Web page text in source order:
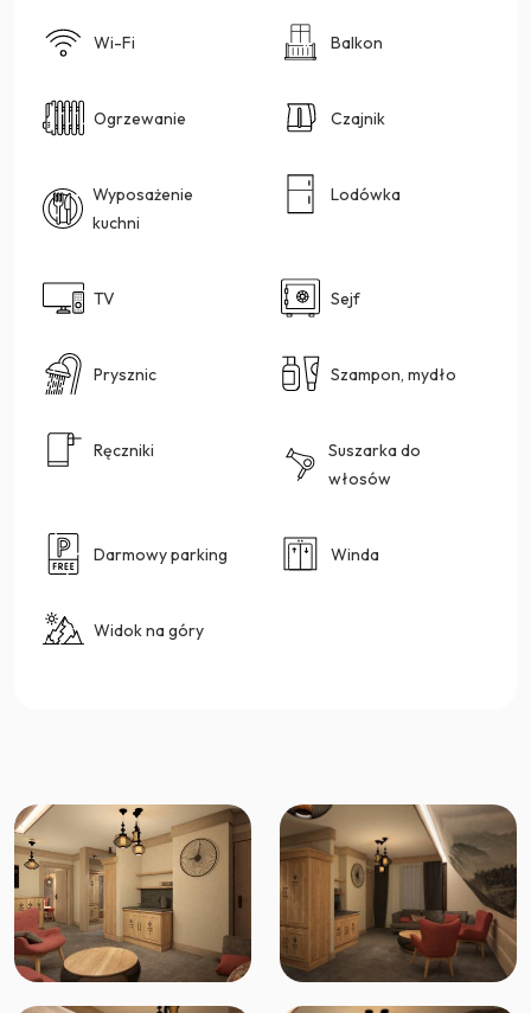
Wi-Fi Balkon
Ogrzewanie Czajnik
Wyposażenie
kuchni
Lodówka
TV Sejf
Prysznic Szampon, mydło
Ręczniki
Suszarka do
włosów
Darmowy parking Winda
Widok na góry